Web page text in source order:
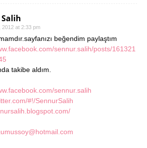
2012 at 2:33 pm
beğendim paylaştım
sennur.salih/posts/161321
takibe aldım.
sennur.salih
#!/SennurSalih